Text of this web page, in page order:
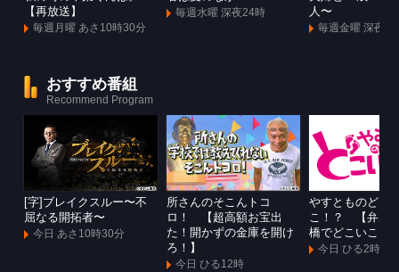
【再放送】
毎週月曜 あさ10時30分
毎週水曜 深夜24時
人〜
毎週金曜 深夜1
おすすめ番組
Recommend Program
[字]ブレイクスルー〜不
屈なる開拓者〜
今日 あさ10時30分
所さんのそこんトコ
ロ！ 【超高額お宝出
た！開かずの金庫を開け
ろ！】
今日 ひる12時
やすとものどこ
こ！？ 【弁天
橋でどこいこ！
今日 ひる2時